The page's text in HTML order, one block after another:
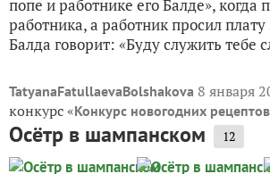
попе и работнике его Балде», когда
работника, а работник просил плату
Балда говорит: «Буду служить тебе
TatyanaFatullaevaBolshakova 8 января
конкурс «Конкурс новогодних рецептов
Осётр в шампанском 12